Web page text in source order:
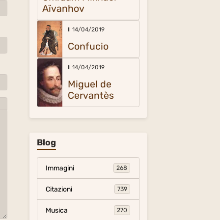
Aïvanhov
Il 14/04/2019
Confucio
Il 14/04/2019
Miguel de
Cervantès
Blog
Immagini 268
Citazioni 739
Musica 270